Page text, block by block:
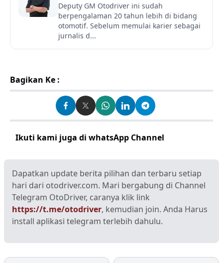
Deputy GM Otodriver ini sudah
berpengalaman 20 tahun lebih di bidang
otomotif. Sebelum memulai karier sebagai
jurnalis d...
Bagikan Ke :
Ikuti kami juga di whatsApp Channel
Dapatkan update berita pilihan dan terbaru setiap
hari dari otodriver.com. Mari bergabung di Channel
Telegram OtoDriver, caranya klik link
https://t.me/otodriver, kemudian join. Anda Harus
install aplikasi telegram terlebih dahulu.